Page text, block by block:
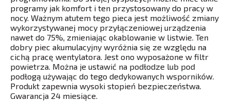
programy jak komfort i ten przystosowany do pracy w
nocy. Ważnym atutem tego pieca jest możliwość zmiany
wykorzystywanej mocy przyłączeniowej urządzenia
nawet do 75%, zmieniając okablowanie w listwie. Ten
dobry piec akumulacyjny wyróżnia się ze względu na
cichą pracę wentylatora. Jest ono wyposażone w filtr
powietrza. Można je ustawić na podłodze lub pod
podłogą używając do tego dedykowanych wsporników.
Produkt zapewnia wysoki stopień bezpieczeństwa.
Gwarancja 24 miesiące.